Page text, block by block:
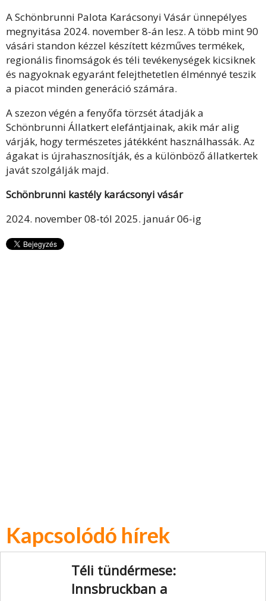
A Schönbrunni Palota Karácsonyi Vásár ünnepélyes
megnyitása 2024. november 8-án lesz. A több mint 90
vásári standon kézzel készített kézműves termékek,
regionális finomságok és téli tevékenységek kicsiknek
és nagyoknak egyaránt felejthetetlen élménnyé teszik
a piacot minden generáció számára.
A szezon végén a fenyőfa törzsét átadják a
Schönbrunni Állatkert elefántjainak, akik már alig
várják, hogy természetes játékként használhassák. Az
ágakat is újrahasznosítják, és a különböző állatkertek
javát szolgálják majd.
Schönbrunni kastély karácsonyi vásár
2024. november 08-tól 2025. január 06-ig
Kapcsolódó hírek
Téli tündérmese:
Innsbruckban a